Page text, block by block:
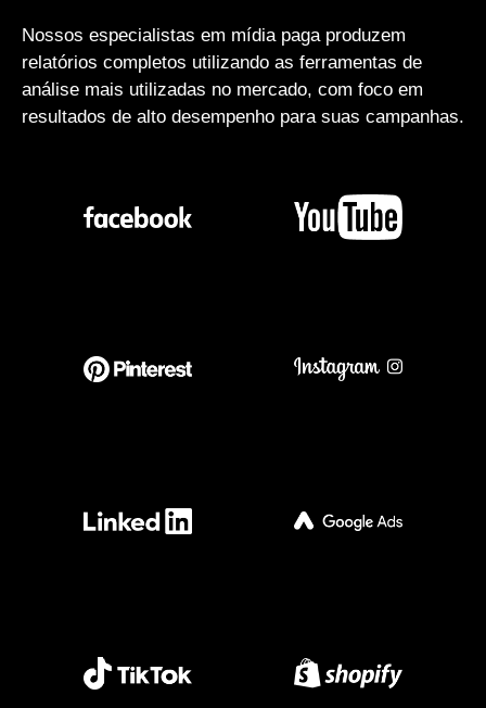
Nossos especialistas em mídia paga produzem
relatórios completos utilizando as ferramentas de
análise mais utilizadas no mercado, com foco em
resultados de alto desempenho para suas campanhas.